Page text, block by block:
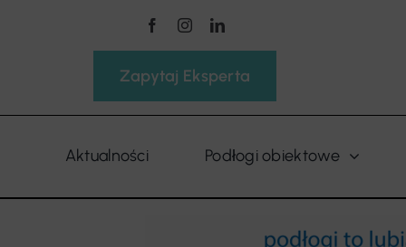
Zapytaj Eksperta
Aktualności Podłogi obiektowe